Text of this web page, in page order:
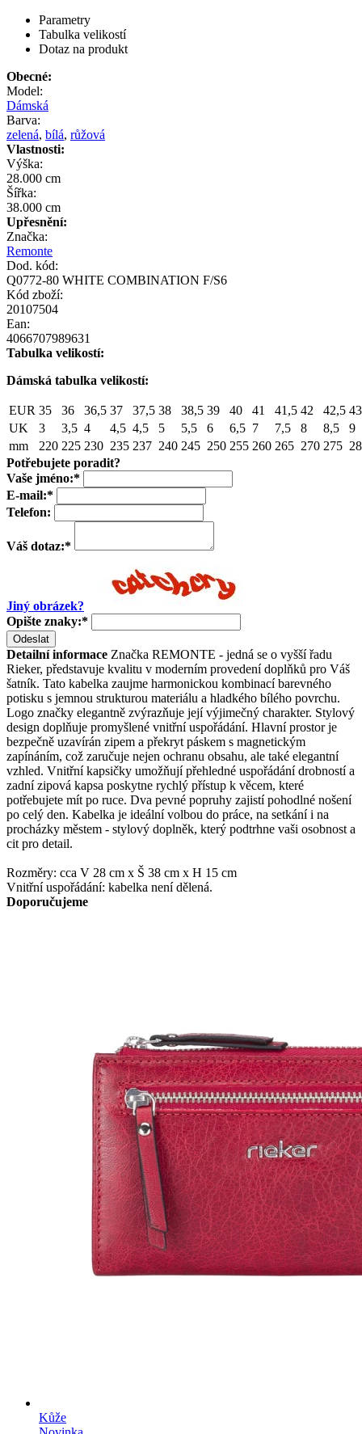
Parametry
Tabulka velikostí
Dotaz na produkt
Obecné:
Model:
Dámská
Barva:
zelená, bílá, růžová
Vlastnosti:
Výška:
28.000 cm
Šířka:
38.000 cm
Upřesnění:
Značka:
Remonte
Dod. kód:
Q0772-80 WHITE COMBINATION F/S6
Kód zboží:
20107504
Ean:
4066707989631
Tabulka velikostí:
Dámská tabulka velikostí:
EUR 35 36 36,5 37 37,5 38 38,5 39 40 41 41,5 42 42,5 43
UK
3 3,5 4 4,5 4,5 5 5,5 6 6,5 7 7,5 8 8,5
9
mm
220 225 230 235 237 240 245 250 255 260 265 270 275
Potřebujete poradit?
Vaše jméno:*
E-mail:*
Telefon:
Váš dotaz:*
Jiný obrázek?
Opište znaky:*
Odeslat
Detailní informace Značka REMONTE - jedná se o vyšší řadu
Rieker, představuje kvalitu v moderním provedení doplňků pro Váš
šatník. Tato kabelka zaujme harmonickou kombinací barevného
potisku s jemnou strukturou materiálu a hladkého bílého povrchu.
Logo značky elegantně zvýrazňuje její výjimečný charakter. Stylový
design doplňuje promyšlené vnitřní uspořádání. Hlavní prostor je
bezpečně uzavírán zipem a překryt páskem s magnetickým
zapínáním, což zaručuje nejen ochranu obsahu, ale také elegantní
vzhled. Vnitřní kapsičky umožňují přehledné uspořádání drobností a
zadní zipová kapsa poskytne rychlý přístup k věcem, které
potřebujete mít po ruce. Dva pevné popruhy zajistí pohodlné nošení
po celý den. Kabelka je ideální volbou do práce, na setkání i na
procházky městem - stylový doplněk, který podtrhne vaši osobnost a
cit pro detail.
Rozměry: cca V 28 cm x Š 38 cm x H 15 cm
Vnitřní uspořádání: kabelka není dělená.
Doporučujeme
Kůže